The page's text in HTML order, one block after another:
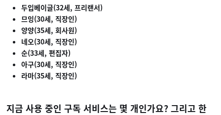
두입베이글(32세, 프리랜서)
므잉(30세, 직장인)
양양(35세, 회사원)
네오(30세, 직장인)
순(33세, 편집자)
아구(30세, 직장인)
라마(35세, 직장인)
지금 사용 중인 구독 서비스는 몇 개인가요? 그리고 한